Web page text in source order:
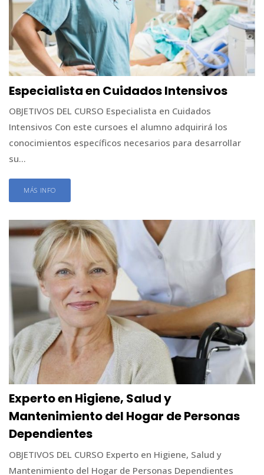
Especialista en Cuidados Intensivos
OBJETIVOS DEL CURSO Especialista en Cuidados
Intensivos Con este cursoes el alumno adquirirá los
conocimientos específicos necesarios para desarrollar
su...
MÁS INFO
Experto en Higiene, Salud y
Mantenimiento del Hogar de Personas
Dependientes
OBJETIVOS DEL CURSO Experto en Higiene, Salud y
Mantenimiento del Hogar de Personas Dependientes